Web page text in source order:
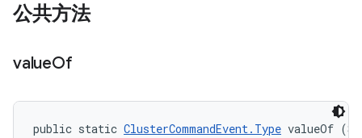
公共方法
valueOf
public static ClusterCommandEvent.Type valueOf